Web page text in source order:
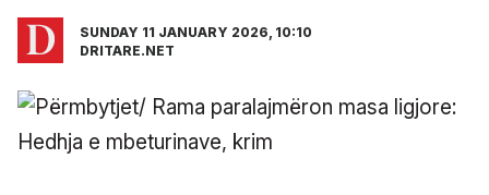
SUNDAY 11 JANUARY 2026, 10:10
DRITARE.NET